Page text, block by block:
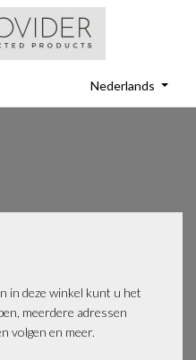
Nederlands
in deze winkel kunt u het
meerdere adressen
volgen en meer.